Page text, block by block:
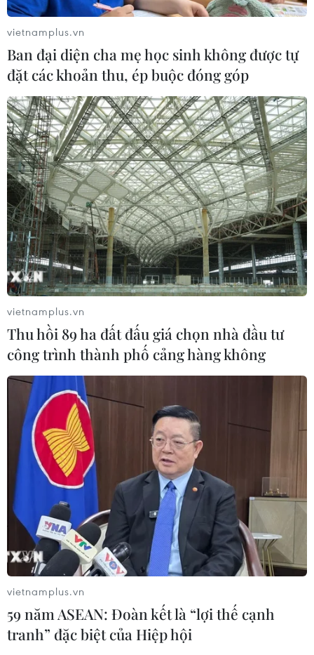
Cứu nạn thành công 30 ngư dân của
tàu cá bị cháy trên vùng biển Khánh
Hòa
05/08/2026 03:58
Không được thu thêm tiền của người
bệnh BHYT nếu không khám theo
yêu cầu
05/08/2026 02:26
Bác sỹ vượt biển giữa đêm cứu
thuyền viên người Nga nghi bị đột
quỵ
04/08/2026 13:21
Tháo gỡ "điểm nghẽn" dữ liệu: Bộ Y
tế tăng tốc chuyển đổi số toàn diện
04/08/2026 08:08
Bộ Y tế ban hành Kế hoạch dự phòng
thương tích giai đoạn 2026-2030
04/08/2026 07:41
Hệ thống y tế đa cực, đưa y tế đến
gần dân
04/08/2026 04:55
Bộ Y tế đề xuất 8 nhóm chính sách
trong sửa đổi Luật hiến, ghép mô,
vietnamplus.vn
Ban đại diện cha mẹ học sinh không được tự
đặt các khoản thu, ép buộc đóng góp
vietnamplus.vn
Thu hồi 89 ha đất đấu giá chọn nhà đầu tư
công trình thành phố cảng hàng không
vietnamplus.vn
59 năm ASEAN: Đoàn kết là “lợi thế cạnh
tranh” đặc biệt của Hiệp hội